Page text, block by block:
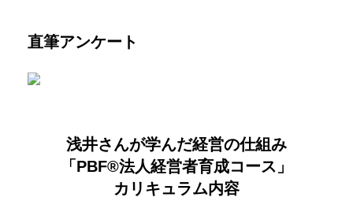
直筆アンケート
浅井さんが学んだ経営の仕組み
「PBF®法人経営者育成コース」
カリキュラム内容